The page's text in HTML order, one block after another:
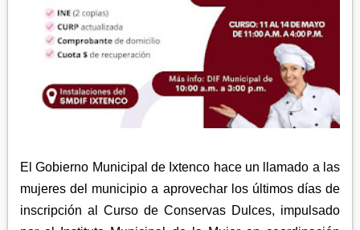
ZITLALTEPEC
TERRENATE
TLAXCO
XALOZTOC
CHIAUTEMPAN
CONTLA
PANOTLA
REGIÓN PONIENTE
HUEYOTLIPAN
El Gobierno Municipal de Ixtenco hace un llamado a las
mujeres del municipio a aprovechar los últimos días de
inscripción al Curso de Conservas Dulces, impulsado